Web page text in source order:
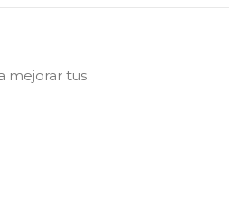
mejorar tus